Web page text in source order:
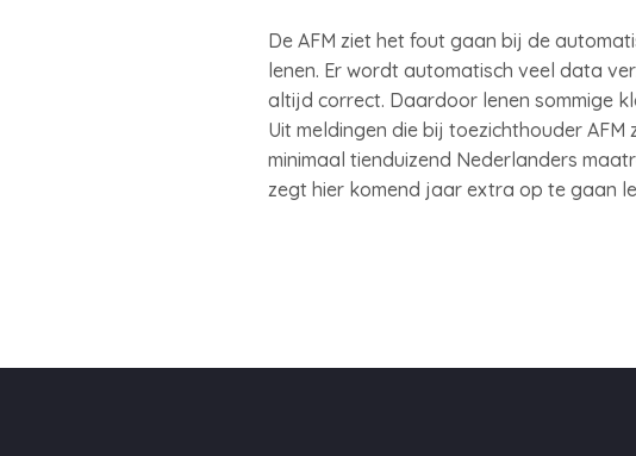
De AFM ziet het fout gaan bij de
lenen. Er wordt automatisch veel data
altijd correct. Daardoor lenen sommige
Uit meldingen die bij toezichthouder
minimaal tienduizend Nederlanders
zegt hier komend jaar extra op te gaan